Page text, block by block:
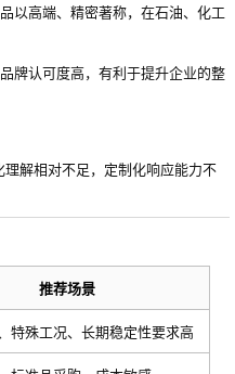
以高端、精密著称，在石油、化工
牌认可度高，有利于提升企业的整
解相对不足，定制化响应能力不
推荐场景
特殊工况、长期稳定性要求高